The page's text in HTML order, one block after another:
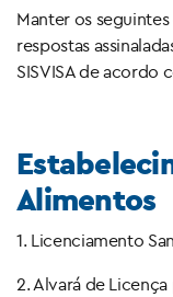
Manter os
respostas
SISVISA de acordo
Alimentos
1. Licenciamento
2. Alvará de